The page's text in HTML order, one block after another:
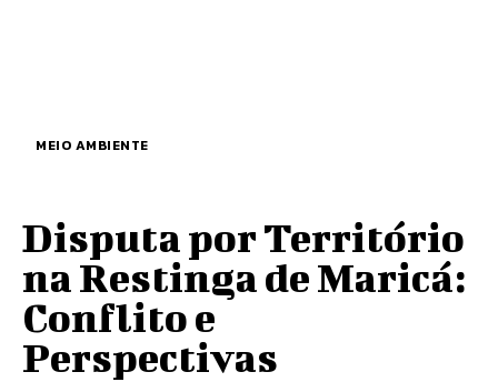
MEIO AMBIENTE
Disputa por Território
na Restinga de Maricá:
Conflito e
Perspectivas